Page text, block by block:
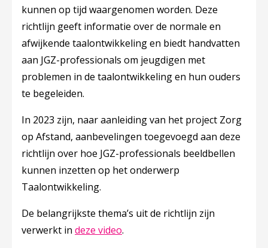
kunnen op tijd waargenomen worden. Deze
richtlijn geeft informatie over de normale en
afwijkende taalontwikkeling en biedt handvatten
aan JGZ-professionals om jeugdigen met
problemen in de taalontwikkeling en hun ouders
te begeleiden.
In 2023 zijn, naar aanleiding van het project Zorg
op Afstand, aanbevelingen toegevoegd aan deze
richtlijn over hoe JGZ-professionals beeldbellen
kunnen inzetten op het onderwerp
Taalontwikkeling.
De belangrijkste thema’s uit de richtlijn zijn
verwerkt in deze video.